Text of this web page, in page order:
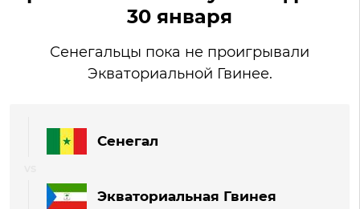
30 января
Сенегальцы пока не проигрывали
Экваториальной Гвинее.
Сенегал
Экваториальная Гвинея